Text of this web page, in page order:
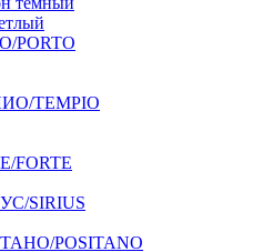
PORTO
TEMPIO
FORTE
SIRIUS
POSITANO